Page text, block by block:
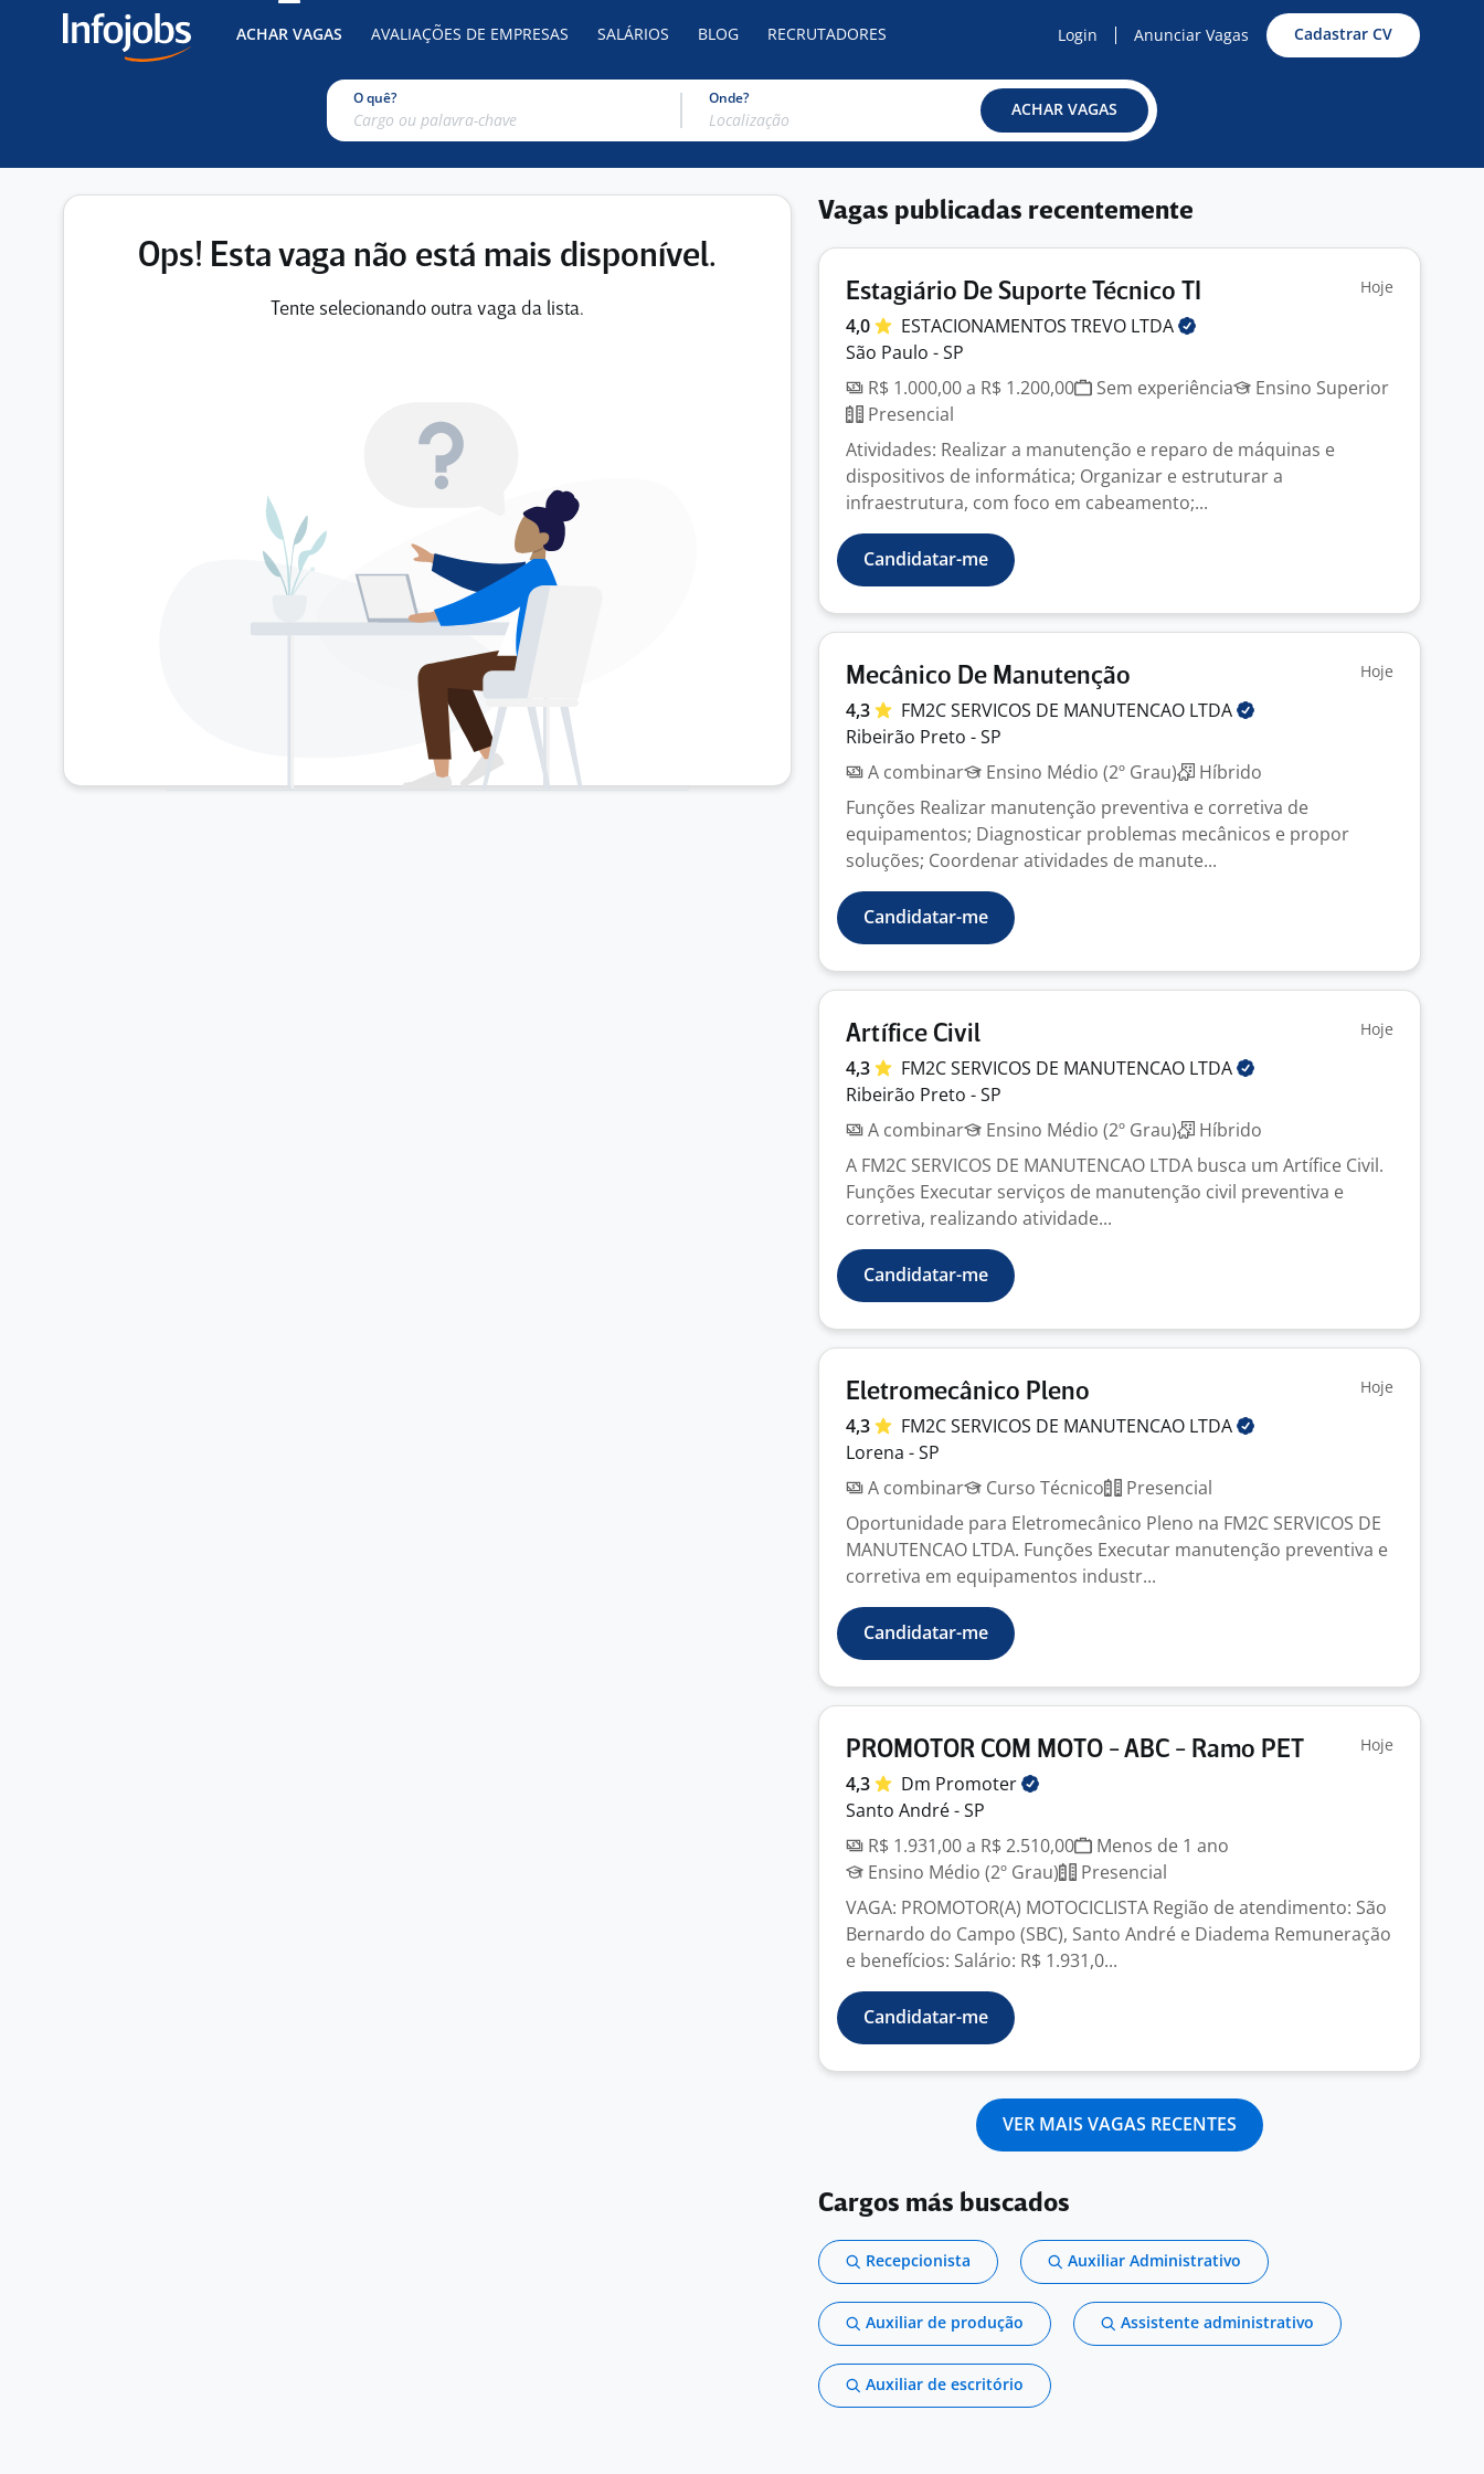
ACHAR VAGAS AVALIAÇÕES DE EMPRESAS SALÁRIOS BLOG RECRUTADORES Login Anunciar Vagas Cadastrar CV
O quê? Onde?
ACHAR VAGAS
Ops! Esta vaga não está mais disponível.
Tente selecionando outra vaga da lista.
Vagas publicadas recentemente
Estagiário De Suporte Técnico TI Hoje
4,0 ESTACIONAMENTOS TREVO LTDA
São Paulo - SP
R$ 1.000,00 a R$ 1.200,00
Sem experiência
Ensino Superior
Presencial
Atividades: Realizar a manutenção e reparo de máquinas e
dispositivos de informática; Organizar e estruturar a
infraestrutura, com foco em cabeamento;...
Candidatar-me
Mecânico De Manutenção Hoje
4,3 FM2C SERVICOS DE MANUTENCAO LTDA
Ribeirão Preto - SP
A combinar
Ensino Médio (2º Grau)
Híbrido
Funções Realizar manutenção preventiva e corretiva de
equipamentos; Diagnosticar problemas mecânicos e propor
soluções; Coordenar atividades de manute...
Candidatar-me
Artífice Civil Hoje
4,3 FM2C SERVICOS DE MANUTENCAO LTDA
Ribeirão Preto - SP
A combinar
Ensino Médio (2º Grau)
Híbrido
A FM2C SERVICOS DE MANUTENCAO LTDA busca um Artífice Civil.
Funções Executar serviços de manutenção civil preventiva e
corretiva, realizando atividade...
Candidatar-me
Eletromecânico Pleno Hoje
4,3 FM2C SERVICOS DE MANUTENCAO LTDA
Lorena - SP
A combinar
Curso Técnico
Presencial
Oportunidade para Eletromecânico Pleno na FM2C SERVICOS DE
MANUTENCAO LTDA. Funções Executar manutenção preventiva e
corretiva em equipamentos industr...
Candidatar-me
PROMOTOR COM MOTO - ABC - Ramo PET Hoje
4,3 Dm Promoter
Santo André - SP
R$ 1.931,00 a R$ 2.510,00
Menos de 1 ano
Ensino Médio (2º Grau)
Presencial
VAGA: PROMOTOR(A) MOTOCICLISTA Região de atendimento: São
Bernardo do Campo (SBC), Santo André e Diadema Remuneração
e benefícios: Salário: R$ 1.931,0...
Candidatar-me
VER MAIS VAGAS RECENTES
Cargos más buscados
Recepcionista Auxiliar Administrativo
Auxiliar de produção Assistente administrativo
Auxiliar de escritório